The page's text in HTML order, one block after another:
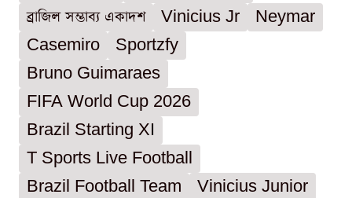
ব্রাজিল সম্ভাব্য একাদশ
Vinicius Jr
Neymar
Casemiro
Sportzfy
Bruno Guimaraes
FIFA World Cup 2026
Brazil Starting XI
T Sports Live Football
Brazil Football Team
Vinicius Junior